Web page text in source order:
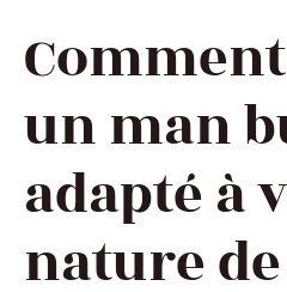
un man
adapté à
nature de